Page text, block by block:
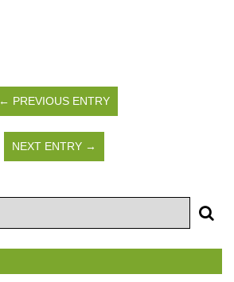
← PREVIOUS ENTRY
NEXT ENTRY →